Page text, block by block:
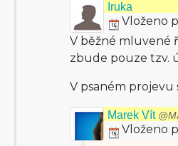
Iruka
Vloženo
V běžné mluvené
zbude pouze tzv.
V psaném projevu
Marek Vít
Vloženo